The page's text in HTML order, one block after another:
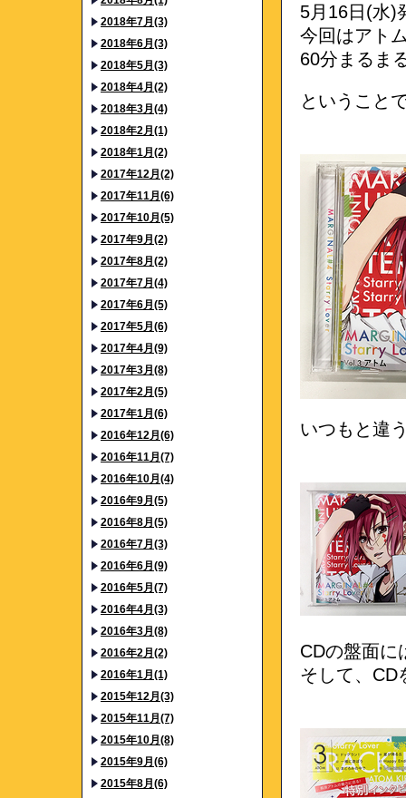
2018年7月(3)
2018年6月(3)
2018年5月(3)
2018年4月(2)
2018年3月(4)
2018年2月(1)
2018年1月(2)
2017年12月(2)
2017年11月(6)
2017年10月(5)
2017年9月(2)
2017年8月(2)
2017年7月(4)
2017年6月(5)
2017年5月(6)
2017年4月(9)
2017年3月(8)
2017年2月(5)
2017年1月(6)
2016年12月(6)
2016年11月(7)
2016年10月(4)
2016年9月(5)
2016年8月(5)
2016年7月(3)
2016年6月(9)
2016年5月(7)
2016年4月(3)
2016年3月(8)
2016年2月(2)
2016年1月(1)
2015年12月(3)
2015年11月(7)
2015年10月(8)
2015年9月(6)
2015年8月(6)
5月16日(水)
今回はアト
60分まるま
ということ
いつもと違
CDの盤面に
そして、